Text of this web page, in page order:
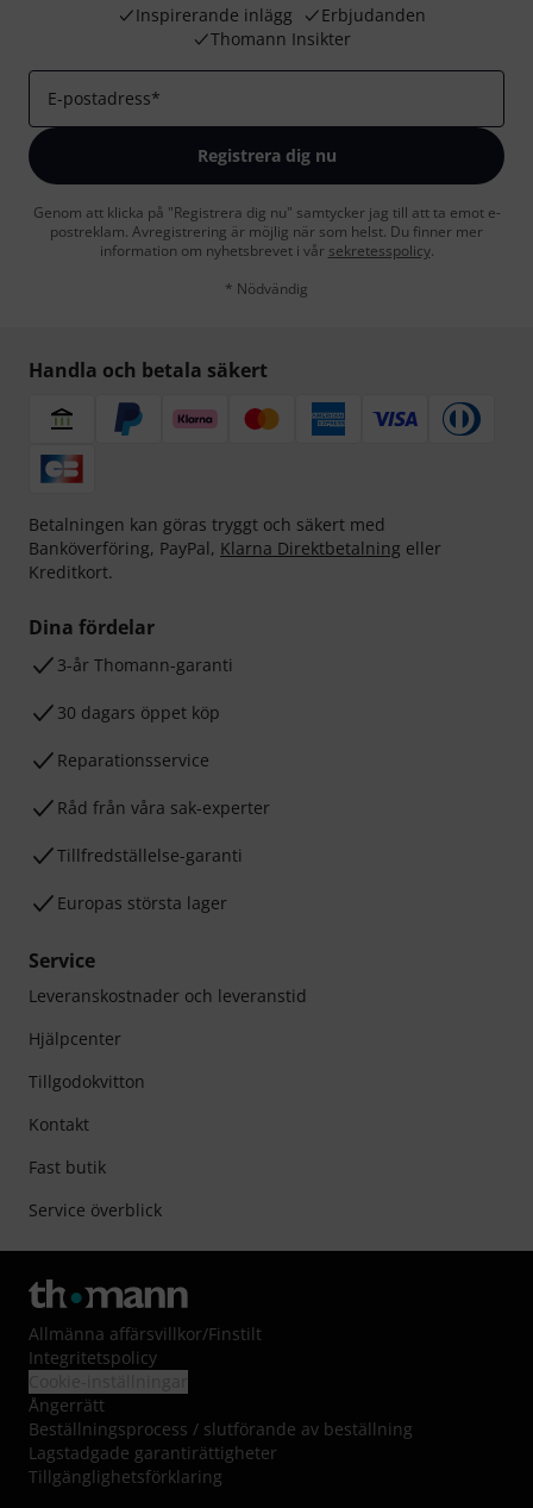
Inspirerande inlägg
Erbjudanden
Thomann Insikter
E-postadress*
Registrera dig nu
Genom att klicka på "Registrera dig nu" samtycker jag till att ta emot e-
postreklam. Avregistrering är möjlig när som helst. Du finner mer
information om nyhetsbrevet i vår sekretesspolicy.
* Nödvändig
Handla och betala säkert
Betalningen kan göras tryggt och säkert med
Banköverföring, PayPal, Klarna Direktbetalning eller
Kreditkort.
Dina fördelar
3-år Thomann-garanti
30 dagars öppet köp
Reparationsservice
Råd från våra sak-experter
Tillfredställelse-garanti
Europas största lager
Service
Leveranskostnader och leveranstid
Hjälpcenter
Tillgodokvitton
Kontakt
Fast butik
Service överblick
Allmänna affärsvillkor/Finstilt
Integritetspolicy
Ångerrätt
Beställningsprocess / slutförande av beställning
Lagstadgade garantirättigheter
Tillgänglighetsförklaring